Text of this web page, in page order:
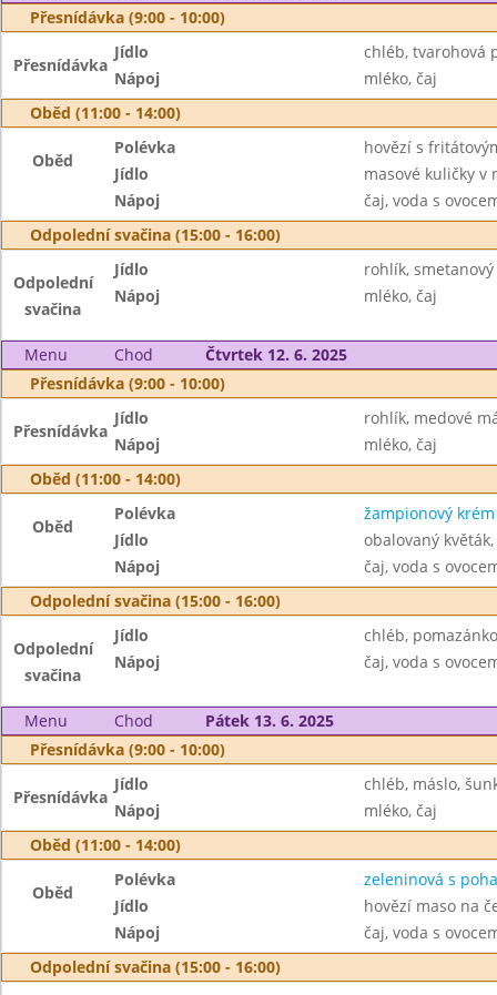
Přesnídávka (9:00 - 10:00)
Přesnídávka
Jídlo
chléb, tvarohová
Nápoj
mléko, čaj
Oběd (11:00 - 14:00)
Oběd
Polévka
hovězí s
Jídlo
masové kuličky v
Nápoj
čaj, voda s
Odpolední svačina (15:00 - 16:00)
Odpolední
svačina
Jídlo
rohlík,
Nápoj
mléko, čaj
Menu Chod
Čtvrtek 12. 6. 2025
Přesnídávka (9:00 - 10:00)
Přesnídávka
Jídlo
rohlík, medové
Nápoj
mléko, čaj
Oběd (11:00 - 14:00)
Oběd
Polévka
žampionový
Jídlo
obalovaný
Nápoj
čaj, voda s
Odpolední svačina (15:00 - 16:00)
Odpolední
svačina
Jídlo
chléb,
Nápoj
čaj, voda s
Menu Chod
Pátek 13. 6. 2025
Přesnídávka (9:00 - 10:00)
Přesnídávka
Jídlo
chléb, máslo,
Nápoj
mléko, čaj
Oběd (11:00 - 14:00)
Oběd
Polévka
zeleninová s
Jídlo
hovězí maso na
Nápoj
čaj, voda s
Odpolední svačina (15:00 - 16:00)